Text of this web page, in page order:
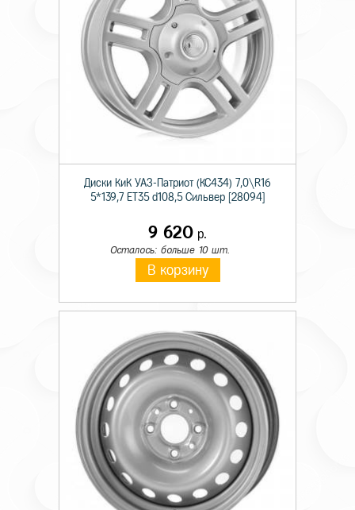
Диски КиК УАЗ-Патриот (КС434) 7,0\R16
5*139,7 ET35 d108,5 Сильвер [28094]
9 620 р.
Осталось: больше 10 шт.
В корзину